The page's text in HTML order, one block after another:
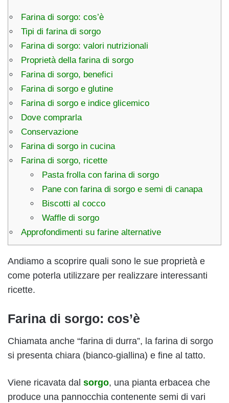
Farina di sorgo: cos’è
Tipi di farina di sorgo
Farina di sorgo: valori nutrizionali
Proprietà della farina di sorgo
Farina di sorgo, benefici
Farina di sorgo e glutine
Farina di sorgo e indice glicemico
Dove comprarla
Conservazione
Farina di sorgo in cucina
Farina di sorgo, ricette
Pasta frolla con farina di sorgo
Pane con farina di sorgo e semi di canapa
Biscotti al cocco
Waffle di sorgo
Approfondimenti su farine alternative
Andiamo a scoprire quali sono le sue proprietà e
come poterla utilizzare per realizzare interessanti
ricette.
Farina di sorgo: cos’è
Chiamata anche “farina di durra”, la farina di sorgo
si presenta chiara (bianco-giallina) e fine al tatto.
Viene ricavata dal sorgo, una pianta erbacea che
produce una pannocchia contenente semi di vari